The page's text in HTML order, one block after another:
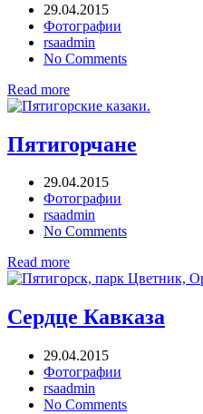
29.04.2015
Фотографии
rsaadmin
No Comments
Read more
Пятигорчане
29.04.2015
Фотографии
rsaadmin
No Comments
Read more
Сердце Кавказа
29.04.2015
Фотографии
rsaadmin
No Comments